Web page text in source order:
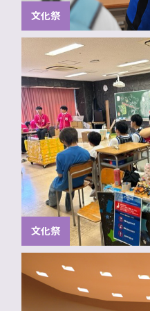
文化祭
文化祭